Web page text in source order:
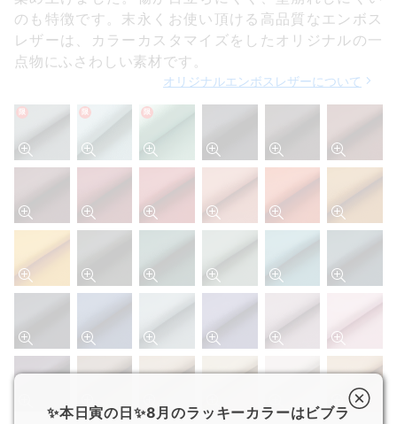
のも特徴です。末永くお使い頂ける高品質なエンボス
レザーは、カラーカスタマイズをしたオリジナルの一
点物にふさわしい素材です。
オリジナルエンボスレザーについて
限 限 限
✨本日寅の日✨8月のラッキーカラーはビブラ